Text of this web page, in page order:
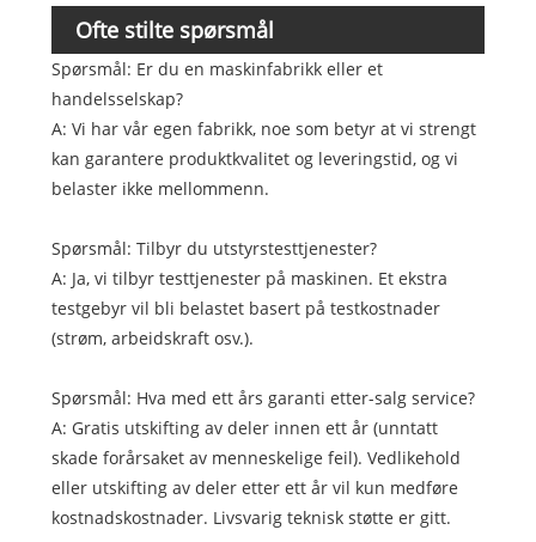
Ofte stilte spørsmål
Spørsmål: Er du en maskinfabrikk eller et
handelsselskap?
A: Vi har vår egen fabrikk, noe som betyr at vi strengt
kan garantere produktkvalitet og leveringstid, og vi
belaster ikke mellommenn.
Spørsmål: Tilbyr du utstyrstesttjenester?
A: Ja, vi tilbyr testtjenester på maskinen. Et ekstra
testgebyr vil bli belastet basert på testkostnader
(strøm, arbeidskraft osv.).
Spørsmål: Hva med ett års garanti etter-salg service?
A: Gratis utskifting av deler innen ett år (unntatt
skade forårsaket av menneskelige feil). Vedlikehold
eller utskifting av deler etter ett år vil kun medføre
kostnadskostnader. Livsvarig teknisk støtte er gitt.